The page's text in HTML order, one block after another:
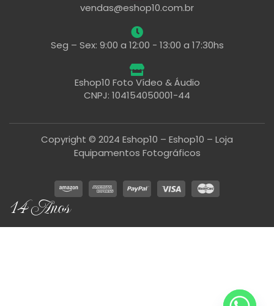
vendas@eshop10.com.br
Seg – Sex: 9:00 a 12:00 - 13:00 a 17:30hs
Eshop10 Foto Vídeo & Áudio
CNPJ: 104154050001-44
Copyright © 2024 Eshop10 – Eshop10 – Loja
Equipamentos Fotográficos
14 Anos